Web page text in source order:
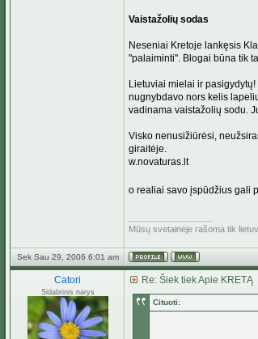
Vaistažolių sodas
Neseniai Kretoje lankęsis
"palaiminti". Blogai būna tik
Lietuviai mielai ir
nugnybdavo nors kelis
vadinama vaistažolių sodu.
Visko nenusižiūrėsi,
giraitėje.
w.novaturas.lt
o realiai savo įspūdžius gali
Mūsų svetainėje rašoma tik
Sek Sau 29, 2006 6:01 am
Catori
Sidabrinis narys
Re: Šiek tiek Apie KRETĄ
Cituoti: